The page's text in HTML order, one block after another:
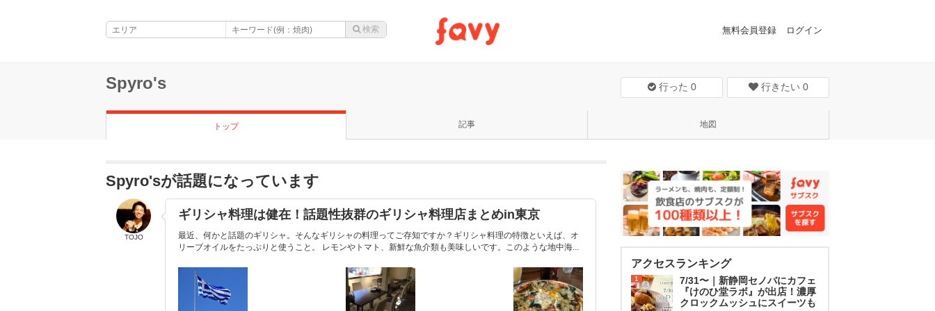
無料会員登録 ログイン
Spyro's 行った 0 行きたい 0
トップ 記事 地図
Spyro'sが話題になっています
TOJO
ギリシャ料理は健在！話題性抜群のギリシャ料理店まとめin東京
最近、何かと話題のギリシャ。そんなギリシャの料理ってご存知ですか？ギリシャ料理の特徴といえば、オ
リーブオイルをたっぷりと使うこと。 レモンやトマト、新鮮な魚介類も美味しいです。このような地中海...
アクセスランキング
1
7/31〜｜新静岡セノバにカフェ
『けのひ堂ラボ』が出店！濃厚
クロックムッシュにスイーツも